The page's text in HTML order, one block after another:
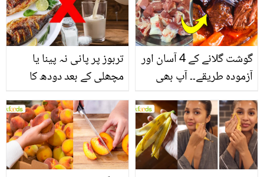
تربوز پر پانی نہ پینا یا
مچھلی کے بعد دودھ کا
سے متعلق غلط فہمیوں کی
حقیقت کیا ہے اور افواہ
کیا؟
گوشت گلانے کے 4 آسان اور
آزمودہ طریقے۔۔ آپ بھی
بتائے راز